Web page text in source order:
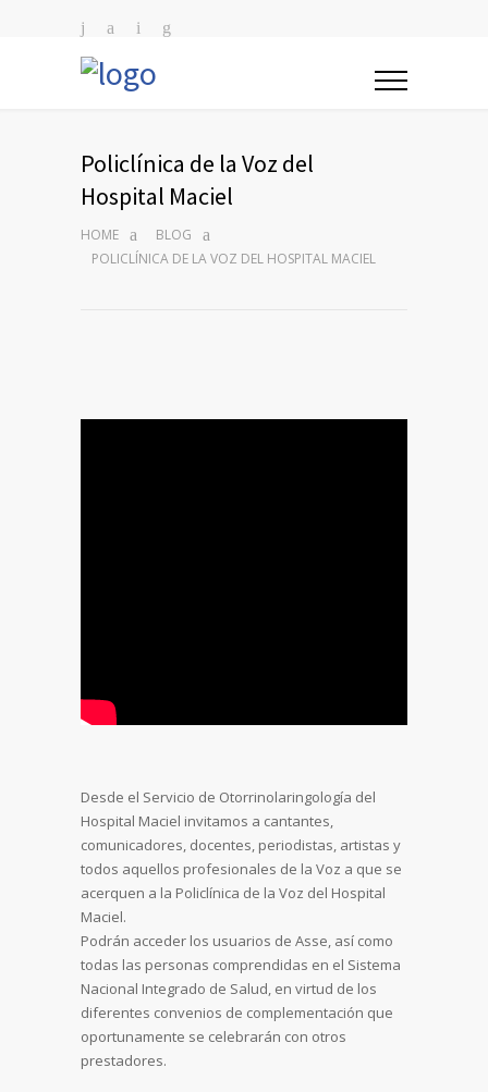
Policlínica de la Voz del
Hospital Maciel
HOME
BLOG
POLICLÍNICA DE LA VOZ DEL HOSPITAL MACIEL
Desde el Servicio de Otorrinolaringología del
Hospital Maciel invitamos a cantantes,
comunicadores, docentes, periodistas, artistas y
todos aquellos profesionales de la Voz a que se
acerquen a la Policlínica de la Voz del Hospital
Maciel.
Podrán acceder los usuarios de Asse, así como
todas las personas comprendidas en el Sistema
Nacional Integrado de Salud, en virtud de los
diferentes convenios de complementación que
oportunamente se celebrarán con otros
prestadores.